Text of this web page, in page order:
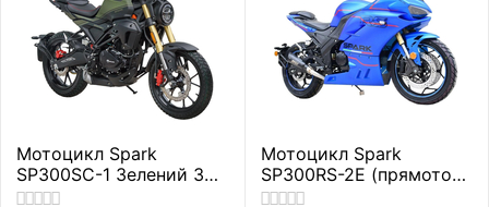
Мотоцикл Spark
SP300SC-1 Зелений 300
куб. см.
Мотоцикл Spark
SP300RS-2Е (прямоток)
Синій 300 куб. см.